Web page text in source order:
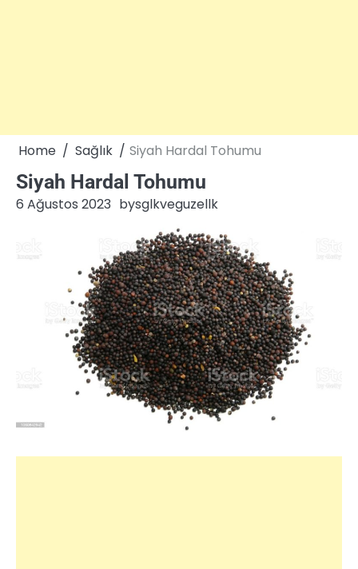
Home Sağlık Siyah Hardal Tohumu
Siyah Hardal Tohumu
6 Ağustos 2023 bysglkveguzellk